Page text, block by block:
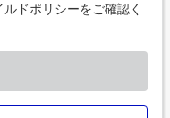
ドポリシーをご確認く